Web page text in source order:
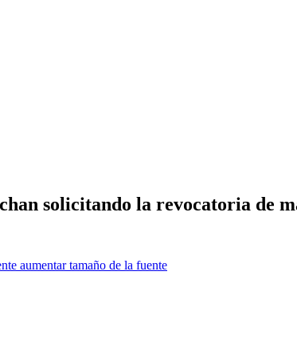
solicitando la revocatoria de
aumentar tamaño de la fuente